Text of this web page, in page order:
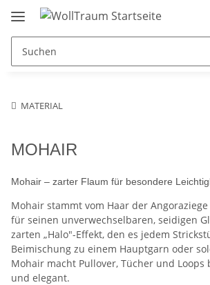
MATERIAL
MOHAIR
Mohair – zarter Flaum für besondere
Mohair stammt vom Haar der
für seinen unverwechselbaren, seidigen
zarten „Halo"-Effekt, den es jedem
Beimischung zu einem Hauptgarn oder
Mohair macht Pullover, Tücher und
und elegant.